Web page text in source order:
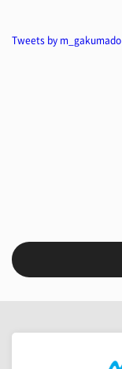
Tweets by m_gakumado